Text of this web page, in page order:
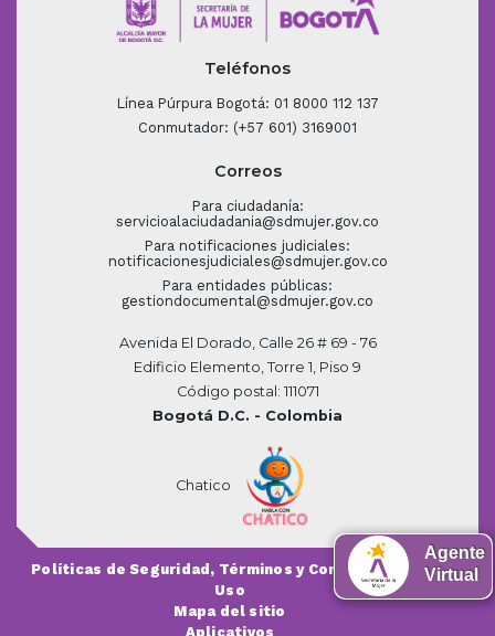
Teléfonos
Línea Púrpura Bogotá: 01 8000 112 137
Conmutador: (+57 601) 3169001
Correos
Para ciudadanía:
servicioalaciudadania@sdmujer.gov.co
Para notificaciones judiciales:
notificacionesjudiciales@sdmujer.gov.co
Para entidades públicas:
gestiondocumental@sdmujer.gov.co
Avenida El Dorado, Calle 26 # 69 - 76
Edificio Elemento, Torre 1, Piso 9
Código postal: 111071
Bogotá D.C. - Colombia
Chatico
Políticas de Seguridad, Términos y Condiciones de
Uso
Mapa del sitio
Aplicativos
Agente
Virtual